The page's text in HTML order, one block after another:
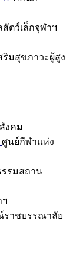
ตว์เล็กจุฬาฯ
ริมสุขภาวะผู้สูง
งคม
ศูนย์กีฬาแห่ง
รรมสถาน
ฯ
ราชบรรณาลัย